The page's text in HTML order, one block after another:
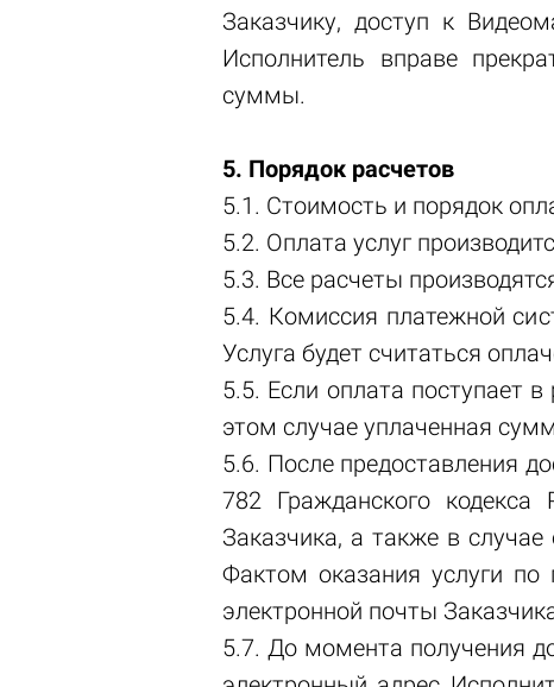
Заказчику, доступ к
Исполнитель вправе
суммы.
5. Порядок расчетов
5.1. Стоимость и порядок
5.2. Оплата услуг
5.3. Все расчеты
5.4. Комиссия платежной
Услуга будет считаться
5.5. Если оплата поступает
этом случае уплаченная
5.6. После предоставления
782 Гражданского
Заказчика, а также в
Фактом оказания услуги по
электронной почты
5.7. До момента получения